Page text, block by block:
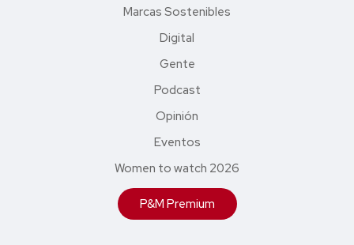
Marcas Sostenibles
Digital
Gente
Podcast
Opinión
Eventos
Women to watch 2026
P&M Premium